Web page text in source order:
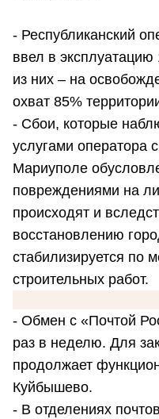
- Республиканский
ввел в
из них – на
охват 85%
- Сбои, которые
услугами оператора
Мариуполе
повреждениями на
происходят и
восстановлению
стабилизируется по
строительных работ.
- Обмен с «Почтой
раз в неделю. Для
продолжает
Куйбышево.
- В отделениях